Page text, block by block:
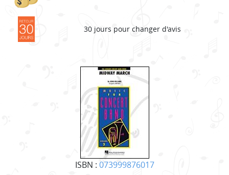
ISBN : 073999876017
30 jours pour changer d'avis